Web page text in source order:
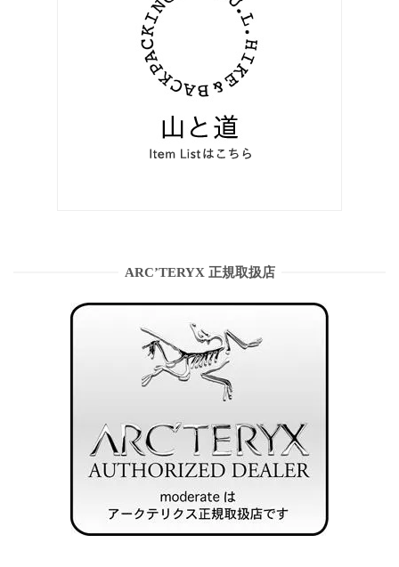
ARC’TERYX 正規取扱店